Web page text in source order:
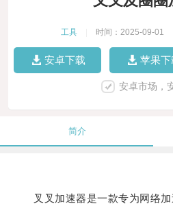
工具 时间：2025-09-01
安卓下载 苹果下
安卓市场，
简介
叉叉加速器是一款专为网络加